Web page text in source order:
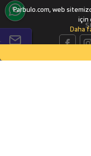
Parbulo.com, web
için
Daha